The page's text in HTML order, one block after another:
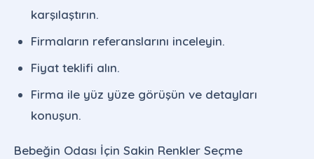
karşılaştırın.
Firmaların referanslarını inceleyin.
Fiyat teklifi alın.
Firma ile yüz yüze görüşün ve detayları
konuşun.
Bebeğin Odası İçin Sakin Renkler Seçme